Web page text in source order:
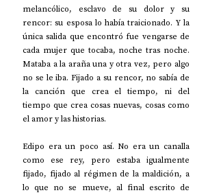
melancólico, esclavo de su dolor y su
rencor: su esposa lo había traicionado. Y la
única salida que encontró fue vengarse de
cada mujer que tocaba, noche tras noche.
Mataba a la araña una y otra vez, pero algo
no se le iba. Fijado a su rencor, no sabía de
la canción que crea el tiempo, ni del
tiempo que crea cosas nuevas, cosas como
el amor y las historias.
Edipo era un poco así. No era un canalla
como ese rey, pero estaba igualmente
fijado, fijado al régimen de la maldición, a
lo que no se mueve, al final escrito de